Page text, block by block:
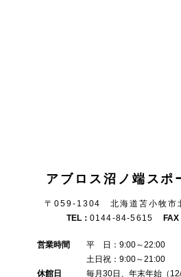
アブロス沼ノ端スポ
〒059-1304 北海道苫小牧市
TEL： 0144-84-5615
営業時間 平 日：9:00～22:00
土日祝：9:00～21:00
休館日 毎月30日、年末年始（12/